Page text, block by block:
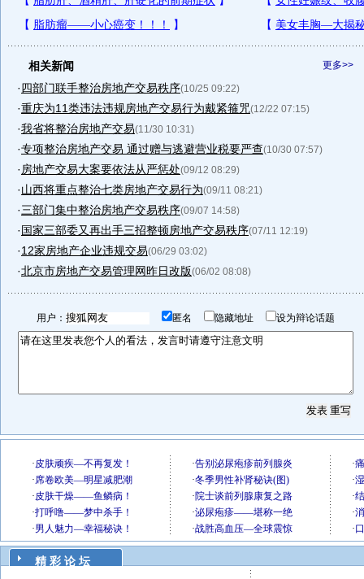
更多>>
相关新闻
·四部门联手整治房地产交易秩序(10/25 09:22)
·重庆为11类违法违规房地产交易行为戴紧箍咒(12/22 07:15)
·我省将整治房地产交易(11/30 10:31)
·专项整治房地产交易 通过赠与逃避营业税要严查(10/30 07:57)
· 房地产交易大案要依法从严惩处(09/12 08:29)
·山西将重点整治七类房地产交易行为(09/11 08:21)
·三部门集中整治房地产交易秩序(09/07 14:58)
·国家三部委又再出手三招整顿房地产交易秩序(07/11 12:19)
·12家房地产企业违规交易(06/29 03:02)
·北京市房地产交易管理网昨日改版(06/02 08:08)
用户： 匿名 隐藏地址 设为辩论话题
精 彩 论 坛